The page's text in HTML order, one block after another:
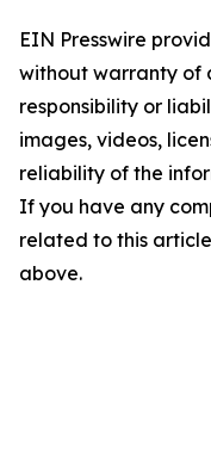
EIN Presswire
without warranty of
responsibility or
images, videos,
reliability of the
If you have any
related to this
above.